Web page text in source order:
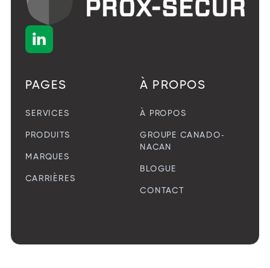

PAGES
SERVICES
PRODUITS
MARQUES
CARRIÈRES
À PROPOS
À PROPOS
GROUPE CANADO-
NACAN
BLOGUE
CONTACT